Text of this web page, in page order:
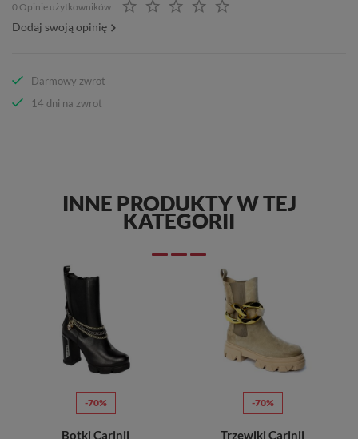
0 Opinie użytkowników
Dodaj swoją opinię
Darmowy zwrot
14 dni na zwrot
INNE PRODUKTY W TEJ
KATEGORII
-70%
Botki Carinii
-70%
Trzewiki Carinii